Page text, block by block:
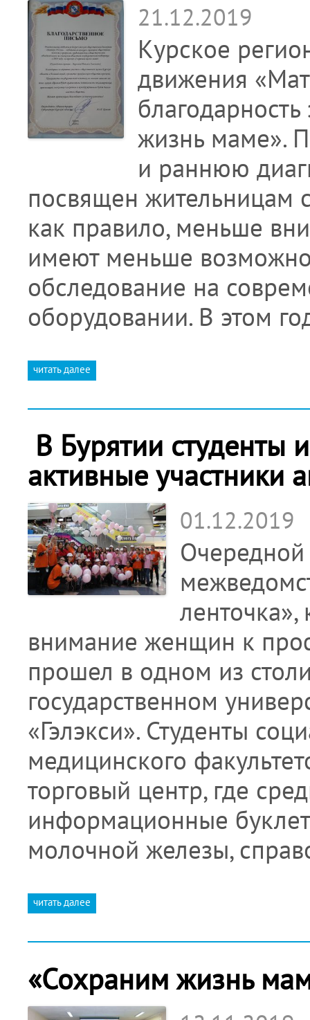
21.12.2019
Курское
движения
жизнь маме».
и раннюю
посвящен жительницам
как правило, меньше
имеют меньше
обследование на
оборудовании. В этом
читать далее
В Бурятии студенты
активные участники
01.12.2019
Очередной
внимание женщин к
прошел в одном из
государственном
«Гэлэкси». Студенты
медицинского
торговый центр, где
информационные
молочной железы,
читать далее
«Сохраним жизнь